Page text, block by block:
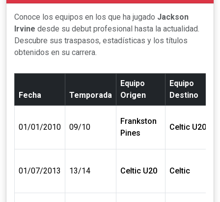
Conoce los equipos en los que ha jugado Jackson
Irvine desde su debut profesional hasta la actualidad.
Descubre sus traspasos, estadísticas y los títulos
obtenidos en su carrera.
Fecha Temporada
Equipo
Origen
Equipo
Destino
01/01/2010 09/10
Frankston
Pines
Celtic U20
01/07/2013 13/14 Celtic U20 Celtic